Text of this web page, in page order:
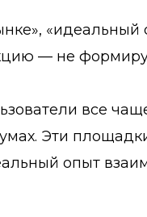
— не
все
Эти
опыт